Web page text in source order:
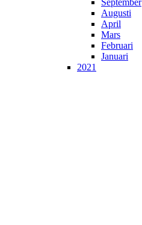
September
Augusti
April
Mars
Februari
Januari
2021